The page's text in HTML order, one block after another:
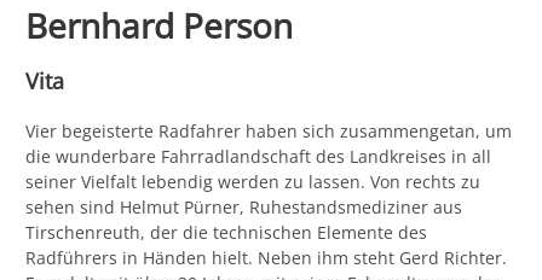
Bernhard Person
Vita
Vier begeisterte Radfahrer haben sich zusammengetan, um
die wunderbare Fahrradlandschaft des Landkreises in all
seiner Vielfalt lebendig werden zu lassen. Von rechts zu
sehen sind Helmut Pürner, Ruhestandsmediziner aus
Tirschenreuth, der die technischen Elemente des
Radführers in Händen hielt. Neben ihm steht Gerd Richter.